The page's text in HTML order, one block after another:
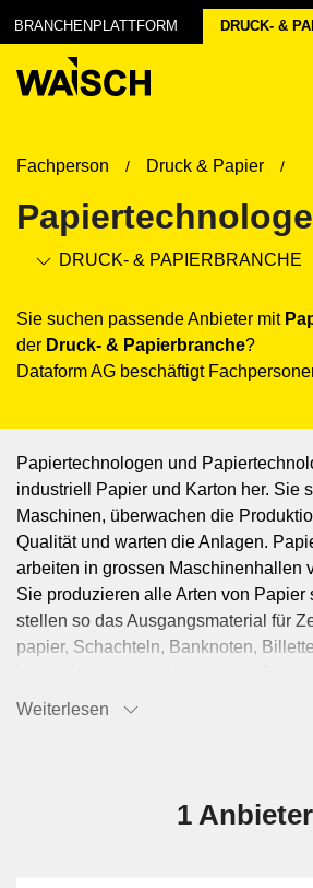
BRANCHENPLATTFORM DRUCK- &
Industrie
Fachperson Druck & Papier
DRUCK- & PAPIER­BRANCHE
Sie suchen passende Anbieter mit
der Druck- & Papier­branche?
Dataform AG beschäftigt
1 Anbieter
Papiertechnologen und
industriell Papier und Karton her. Sie
Maschinen, überwachen die
Qualität und warten die Anlagen.
arbeiten in grossen Maschinenhallen
Sie produzieren alle Arten von Papier
stellen so das Ausgangsmaterial für
papier, Schachteln, Banknoten,
stehen ihnen modernste Maschinen
Weiterlesen